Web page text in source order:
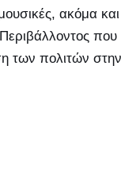
ακόμα και
που
των πολιτών